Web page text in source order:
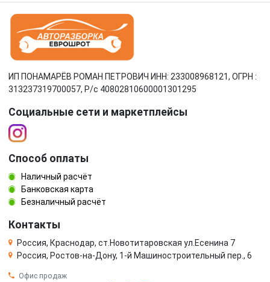
ИП ПОНАМАРЁВ РОМАН ПЕТРОВИЧ ИНН: 233008968121, ОГРН :
313237319700057, Р/c 40802810600001301295
Социальные сети и маркетплейсы
Способ оплаты
Наличный расчёт
Банковская карта
Безналичный расчёт
Контакты
Россия, Краснодар, ст.Новотитаровская ул.Есенина 7
Россия, Ростов-на-Дону, 1-й Машиностроительный пер., 6
Офис продаж